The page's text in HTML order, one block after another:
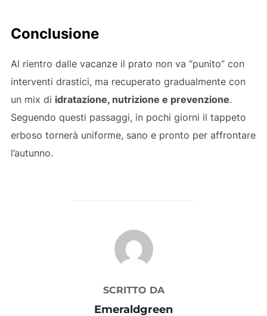
Conclusione
Al rientro dalle vacanze il prato non va “punito” con
interventi drastici, ma recuperato gradualmente con
un mix di idratazione, nutrizione e prevenzione.
Seguendo questi passaggi, in pochi giorni il tappeto
erboso tornerà uniforme, sano e pronto per affrontare
l’autunno.
AUTORE DELL'ARTICOLO
SCRITTO DA
Emeraldgreen